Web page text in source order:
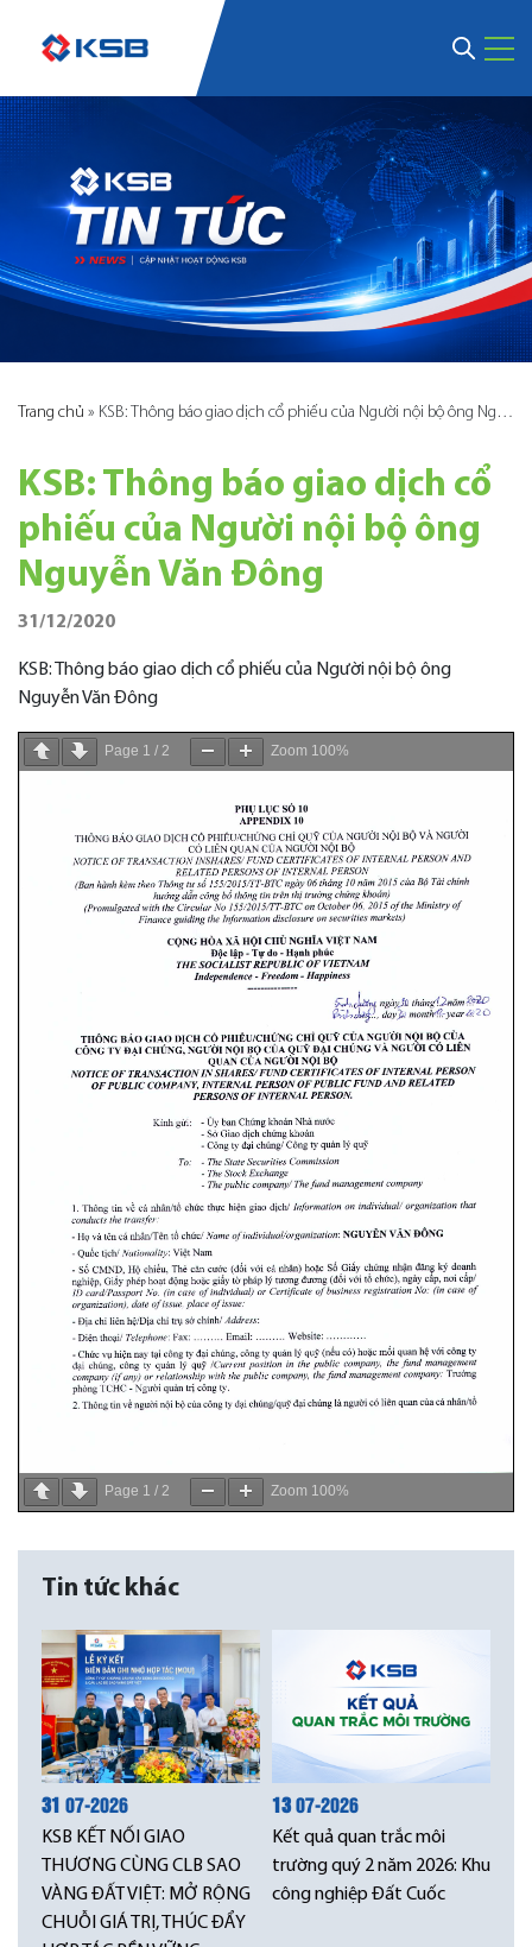
Trang chủ » KSB: Thông báo giao dịch cổ phiếu của Người nội bộ ông Nguyễn Văn Đông
KSB: Thông báo giao dịch cổ
phiếu của Người nội bộ ông
Nguyễn Văn Đông
31/12/2020
KSB: Thông báo giao dịch cổ phiếu của Người nội bộ ông
Nguyễn Văn Đông
Page 1 / 2 Zoom 100%
Page 1 / 2 Zoom 100%
Tin tức khác
31 07-2026
KSB KẾT NỐI GIAO
THƯƠNG CÙNG CLB SAO
VÀNG ĐẤT VIỆT: MỞ RỘNG
CHUỖI GIÁ TRỊ, THÚC ĐẨY
1307-2026
Kết quả quan trắc môi
trường quý 2 năm 2026: Khu
công nghiệp Đất Cuốc